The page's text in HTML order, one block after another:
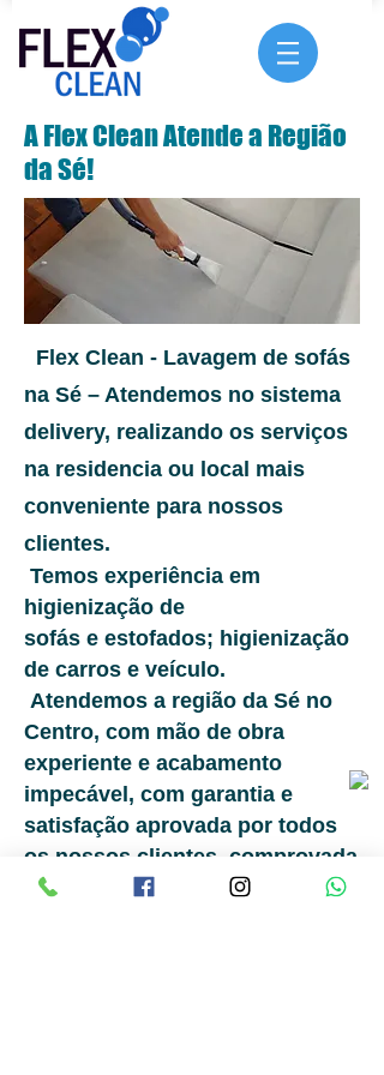
A Flex Clean Atende a Região
da Sé!
Flex Clean - Lavagem de sofás
na Sé – Atendemos no sistema
delivery, realizando os serviços
na residencia ou local mais
conveniente para nossos
clientes.
Temos experiência em
higienização de
sofás e estofados; higienização
de carros e veículo.
Atendemos a região da Sé no
Centro, com mão de obra
experiente e acabamento
impecável, com garantia e
satisfação aprovada por todos
os nossos clientes, comprovada
por quem já obteve nosso